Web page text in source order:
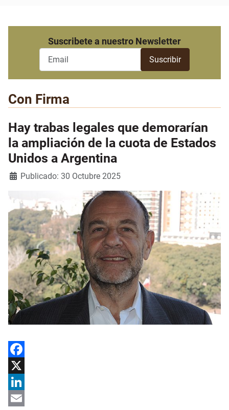
Suscribete a nuestro Newsletter
Con Firma
Hay trabas legales que demorarían
la ampliación de la cuota de Estados
Unidos a Argentina
Detalles
Publicado: 30 Octubre 2025
Facebook
X
LinkedIn